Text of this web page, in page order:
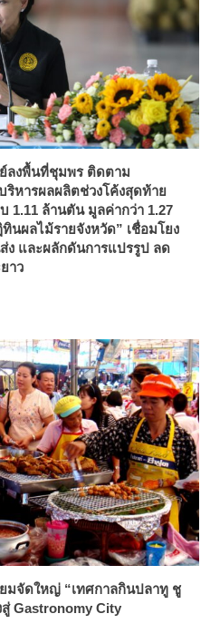
ลงพื้นที่ชุมพร ติดตาม
ริหารผลผลิตช่วงโค้งสุดท้าย
1.11 ล้านตัน มูลค่ากว่า 1.27
นผลไม้รายจังหวัด” เชื่อมโยง
ง และผลักดันการแปรรูป ลด
าว
มจัดใหญ่ “เทศกาลกินปลาทู ชู
Gastronomy City